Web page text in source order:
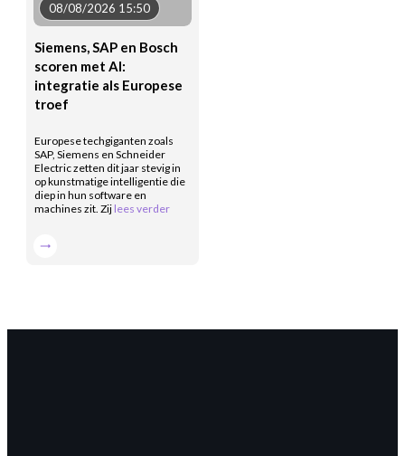
08/08/2026 15:50
Siemens, SAP en Bosch
scoren met AI:
integratie als Europese
troef
Europese techgiganten zoals
SAP, Siemens en Schneider
Electric zetten dit jaar stevig in
op kunstmatige intelligentie die
diep in hun software en
machines zit. Zij lees verder